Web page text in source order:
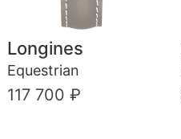
Longines
Equestrian
117 700 ₽